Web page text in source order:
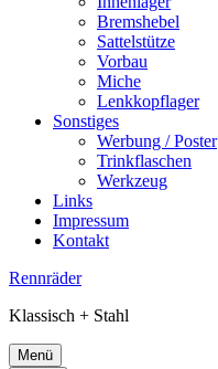
Bremshebel
Sattelstütze
Vorbau
Miche
Lenkkopflager
Sonstiges
Werbung / Poster
Trinkflaschen
Werkzeug
Links
Impressum
Kontakt
Rennräder
Klassisch + Stahl
Menü